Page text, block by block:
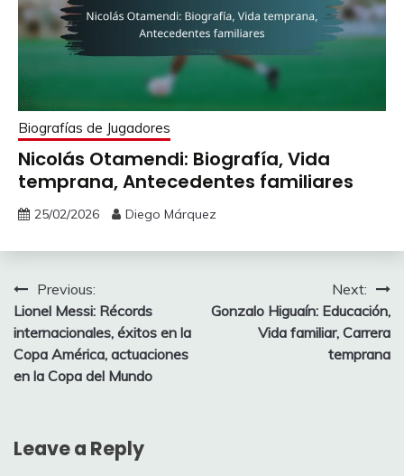
Biografías de Jugadores
Nicolás Otamendi: Biografía, Vida
temprana, Antecedentes familiares
25/02/2026 Diego Márquez
Post
navigation
Previous:
Lionel Messi: Récords
internacionales, éxitos en la
Copa América, actuaciones
en la Copa del Mundo
Next:
Gonzalo Higuaín: Educación,
Vida familiar, Carrera
temprana
Leave a Reply